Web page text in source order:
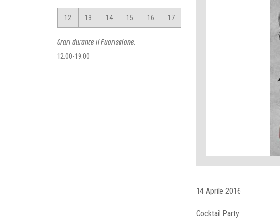
12 13 14 15 16 17
Orari durante il Fuorisalone:
12.00-19.00
14 Aprile 2016
Cocktail Party